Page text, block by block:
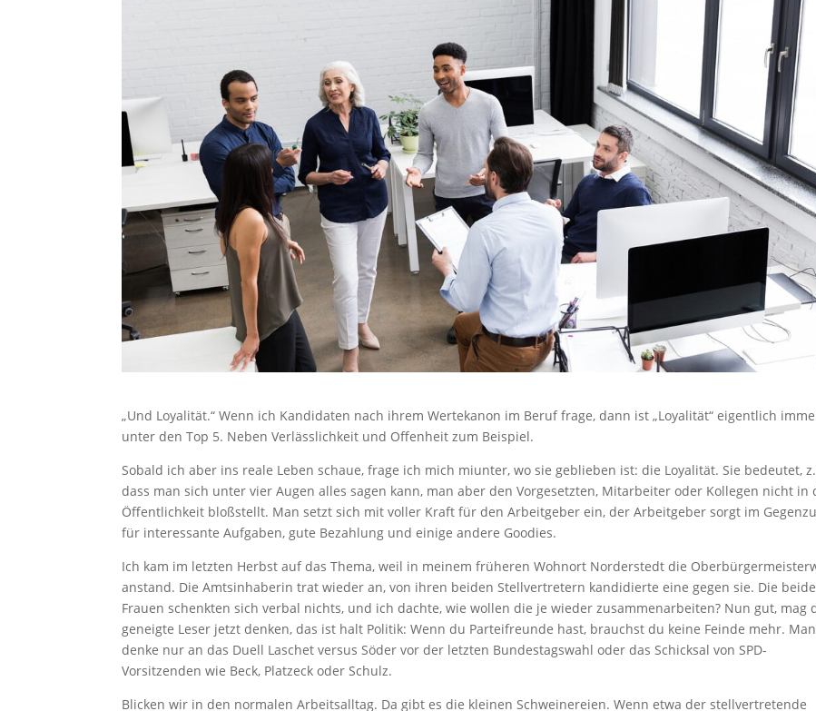
„Und Loyalität.“ Wenn ich Kandidaten nach ihrem Wertekanon im Beruf frage, dann ist „Loyalität“ eigentlich
unter den Top 5. Neben Verlässlichkeit und Offenheit zum Beispiel.
Sobald ich aber ins reale Leben schaue, frage ich mich miunter, wo sie geblieben ist: die Loyalität. Sie bedeutet,
dass man sich unter vier Augen alles sagen kann, man aber den Vorgesetzten, Mitarbeiter oder Kollegen nicht in
Öffentlichkeit bloßstellt. Man setzt sich mit voller Kraft für den Arbeitgeber ein, der Arbeitgeber sorgt im
für interessante Aufgaben, gute Bezahlung und einige andere Goodies.
Ich kam im letzten Herbst auf das Thema, weil in meinem früheren Wohnort Norderstedt die
anstand. Die Amtsinhaberin trat wieder an, von ihren beiden Stellvertretern kandidierte eine gegen sie. Die
Frauen schenkten sich verbal nichts, und ich dachte, wie wollen die je wieder zusammenarbeiten? Nun gut, mag
geneigte Leser jetzt denken, das ist halt Politik: Wenn du Parteifreunde hast, brauchst du keine Feinde mehr. Man
denke nur an das Duell Laschet versus Söder vor der letzten Bundestagswahl oder das Schicksal von SPD-
Vorsitzenden wie Beck, Platzeck oder Schulz.
Blicken wir in den normalen Arbeitsalltag. Da gibt es die kleinen Schweinereien. Wenn etwa der stellvertretende